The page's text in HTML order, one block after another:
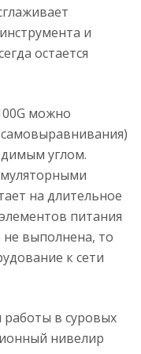
и
остается
можно
углом.
на длительное
питания
выполнена, то
к сети
в суровых
нивелир